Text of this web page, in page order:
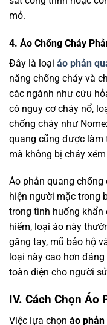
mỏ.
4. Áo Chống Cháy
Đây là loại áo phản
năng chống cháy và
các ngành như cứu
có nguy cơ cháy nổ,
chống cháy như
quang cũng được làm
mà không bị cháy
Áo phản quang
hiện người mặc trong
trong tình huống khẩn
hiểm, loại áo này
găng tay, mũ bảo hộ
loại này cao hơn
toàn diện cho người
IV. Cách Chọn Áo
Việc lựa chọn áo phản